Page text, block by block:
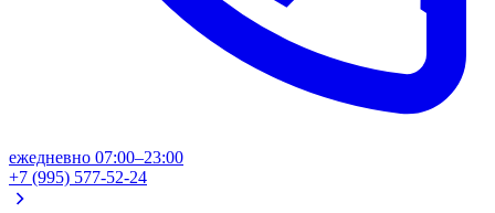
ежедневно 07:00–23:00
+7 (995) 577-52-24